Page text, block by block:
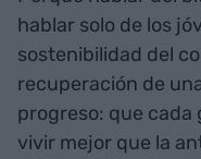
hablar solo de los
sostenibilidad del
recuperación de
progreso: que cada
vivir mejor que la